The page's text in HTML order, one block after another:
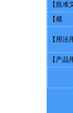
【批准
【规
【用法
【产品